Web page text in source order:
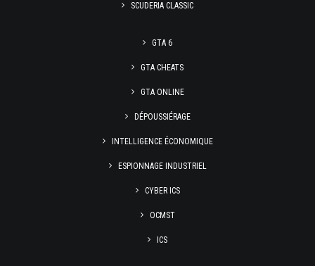
SCUDERIA CLASSIC
GTA 6
GTA CHEATS
GTA ONLINE
DÉPOUSSIÉRAGE
INTELLIGENCE ÉCONOMIQUE
ESPIONNAGE INDUSTRIEL
CYBER ICS
OCMST
ICS